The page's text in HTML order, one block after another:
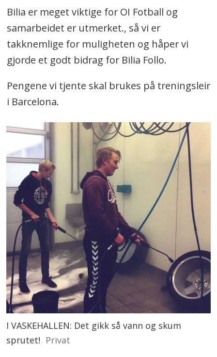
Bilia er meget viktige for OI Fotball og
samarbeidet er utmerket., så vi er
takknemlige for muligheten og håper vi
gjorde et godt bidrag for Bilia Follo.
Pengene vi tjente skal brukes på treningsleir
i Barcelona.
I VASKEHALLEN: Det gikk så vann og skum
sprutet! Privat